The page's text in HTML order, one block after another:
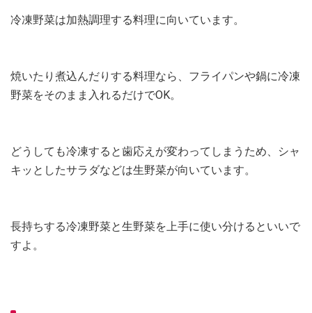
冷凍野菜は加熱調理する料理に向いています。
焼いたり煮込んだりする料理なら、フライパンや鍋に冷凍
野菜をそのまま入れるだけでOK。
どうしても冷凍すると歯応えが変わってしまうため、シャ
キッとしたサラダなどは生野菜が向いています。
長持ちする冷凍野菜と生野菜を上手に使い分けるといいで
すよ。